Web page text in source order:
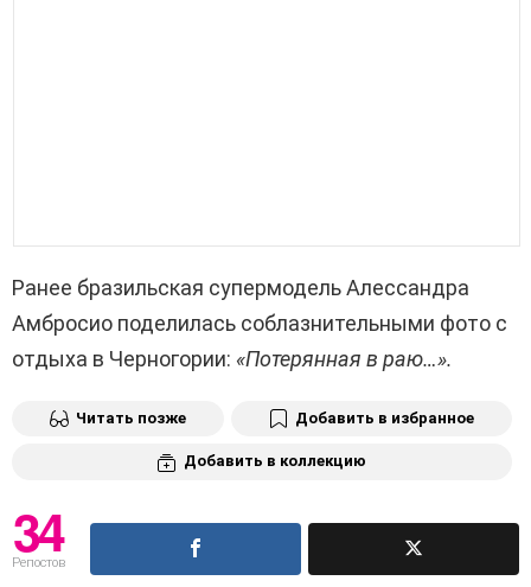
Ранее бразильская супермодель Алессандра
Амбросио поделилась соблазнительными фото с
отдыха в Черногории: «Потерянная в раю…».
Читать позже Добавить в избранное
Добавить в коллекцию
34
Репостов